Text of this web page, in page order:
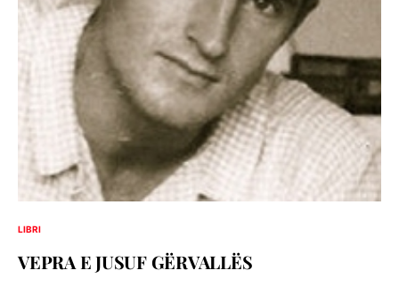
LIBRI
VEPRA E JUSUF GËRVALLËS